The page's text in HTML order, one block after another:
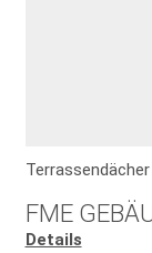
FME
Details